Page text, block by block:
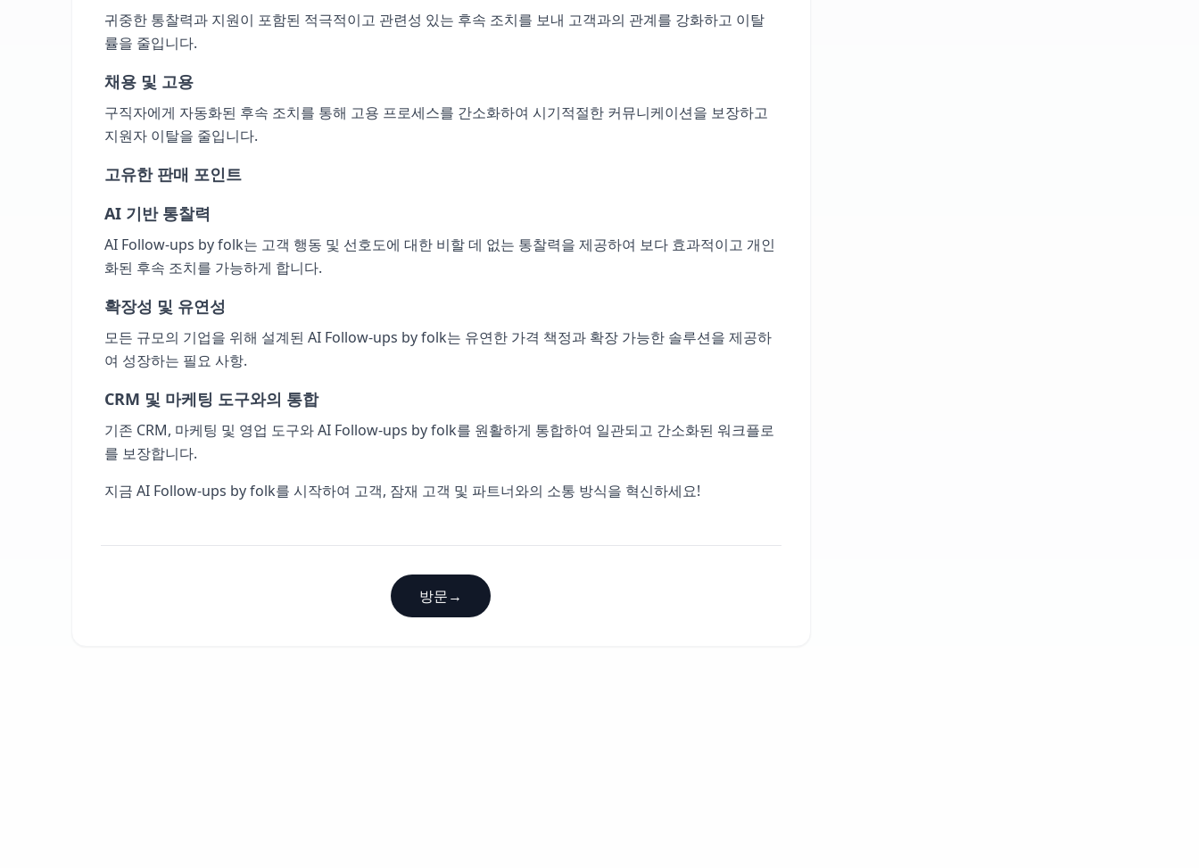
귀중한 통찰력과 지원이 포함된 적극적이고 관련성 있는 후속 조치를 보내 고객과의 관계를 강화하고 이탈
률을 줄입니다.
채용 및 고용
구직자에게 자동화된 후속 조치를 통해 고용 프로세스를 간소화하여 시기적절한 커뮤니케이션을 보장하고
지원자 이탈을 줄입니다.
고유한 판매 포인트
AI 기반 통찰력
AI Follow-ups by folk는 고객 행동 및 선호도에 대한 비할 데 없는 통찰력을 제공하여 보다 효과적이고 개인
화된 후속 조치를 가능하게 합니다.
확장성 및 유연성
모든 규모의 기업을 위해 설계된 AI Follow-ups by folk는 유연한 가격 책정과 확장 가능한 솔루션을 제공하
여 성장하는 필요 사항.
CRM 및 마케팅 도구와의 통합
기존 CRM, 마케팅 및 영업 도구와 AI Follow-ups by folk를 원활하게 통합하여 일관되고 간소화된 워크플로
를 보장합니다.
지금 AI Follow-ups by folk를 시작하여 고객, 잠재 고객 및 파트너와의 소통 방식을 혁신하세요!
방문→